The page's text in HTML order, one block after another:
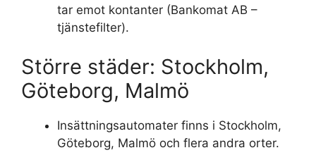
tar emot kontanter (Bankomat AB –
tjänstefilter).
Större städer: Stockholm,
Göteborg, Malmö
Insättningsautomater finns i Stockholm,
Göteborg, Malmö och flera andra orter.